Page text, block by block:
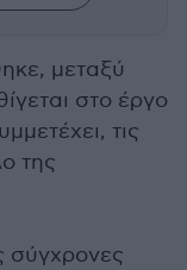
μεταξύ
στο έργο
τις
της
σύγχρονες